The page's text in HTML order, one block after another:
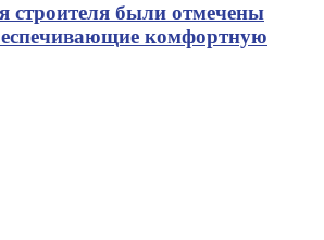
строителя были отмечены
комфортную